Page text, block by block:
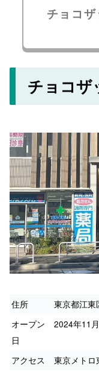
チョコ
チョコザ
住所
東京都江
オープン
日
2024年11
アクセス
東京メト